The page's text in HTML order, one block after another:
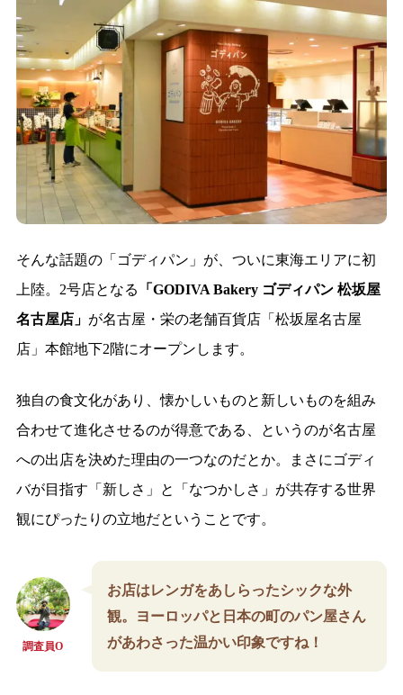
そんな話題の「ゴディパン」が、ついに東海エリアに初
上陸。2号店となる
「GODIVA Bakery ゴディパン 松坂屋
名古屋店」 が名古屋・栄の老舗百貨店「松坂屋名古屋
店」本館地下2階にオープンします。
独自の食文化があり、懐かしいものと新しいものを組み
合わせて進化させるのが得意である、というのが名古屋
への出店を決めた理由の一つなのだとか。まさにゴディ
バが目指す「新しさ」と「なつかしさ」が共存する世界
観にぴったりの立地だということです。
調査員O
お店はレンガをあしらったシックな外
観。ヨーロッパと日本の町のパン屋さん
があわさった温かい印象ですね！